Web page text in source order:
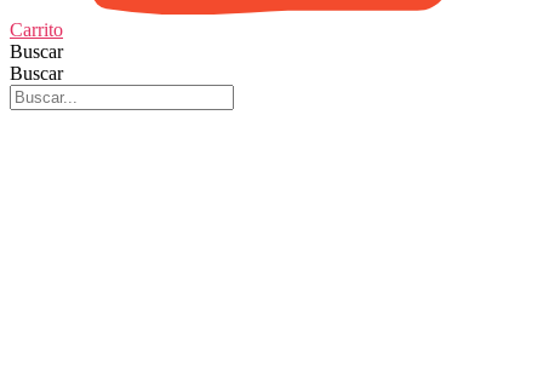
Carrito
Buscar
Buscar